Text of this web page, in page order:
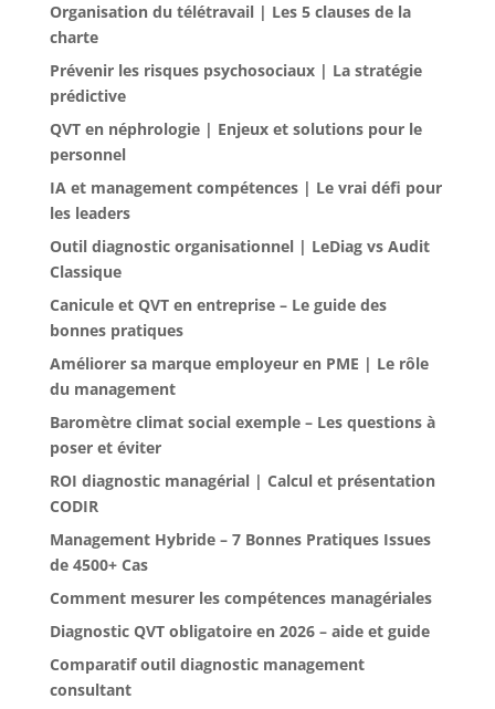
Organisation du télétravail | Les 5 clauses de la
charte
Prévenir les risques psychosociaux | La stratégie
prédictive
QVT en néphrologie | Enjeux et solutions pour le
personnel
IA et management compétences | Le vrai défi pour
les leaders
Outil diagnostic organisationnel | LeDiag vs Audit
Classique
Canicule et QVT en entreprise – Le guide des
bonnes pratiques
Améliorer sa marque employeur en PME | Le rôle
du management
Baromètre climat social exemple – Les questions à
poser et éviter
ROI diagnostic managérial | Calcul et présentation
CODIR
Management Hybride – 7 Bonnes Pratiques Issues
de 4500+ Cas
Comment mesurer les compétences managériales
Diagnostic QVT obligatoire en 2026 – aide et guide
Comparatif outil diagnostic management
consultant